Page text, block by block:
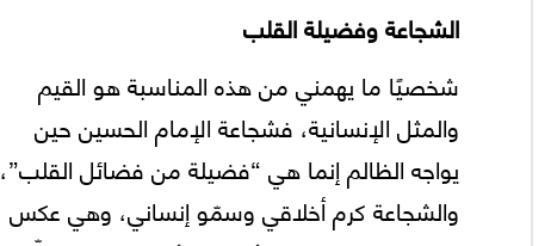
الشجاعة وفضيلة القلب
شخصيًا ما يهمني من هذه المناسبة هو القيم
والمثل الإنسانية، فشجاعة الإمام الحسين حين
يواجه الظالم إنما هي “فضيلة من فضائل القلب”،
والشجاعة كرم أخلاقي وسمّو إنساني، وهي عكس